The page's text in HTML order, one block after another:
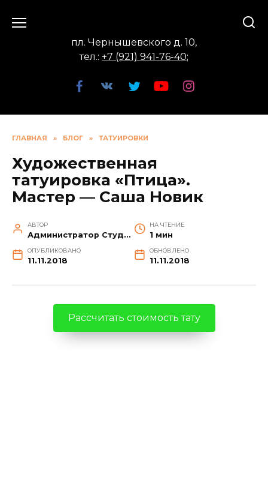
пл. Чернышевского д. 10,
тел.: +7 (921) 941-76-40;
ГЛАВНАЯ » БЛОГ » ТАТУИРОВКИ
Художественная
татуировка «Птица».
Мастер — Саша Новик
АВТОР
Администратор Студии
НА ЧТЕНИЕ
1 мин
ОПУБЛИКОВАНО
11.11.2018
ОБНОВЛЕНО
11.11.2018
Рассчитать стоимость тату